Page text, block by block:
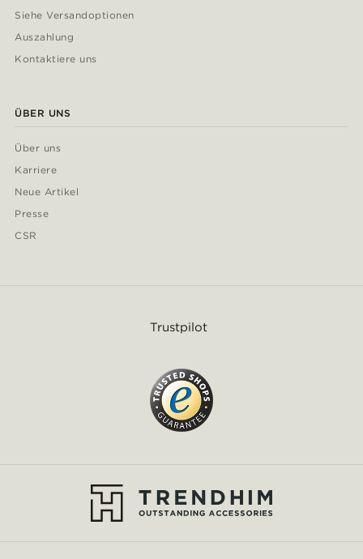
Siehe Versandoptionen
Auszahlung
Kontaktiere uns
ÜBER UNS
Über uns
Karriere
Neue Artikel
Presse
CSR
Trustpilot